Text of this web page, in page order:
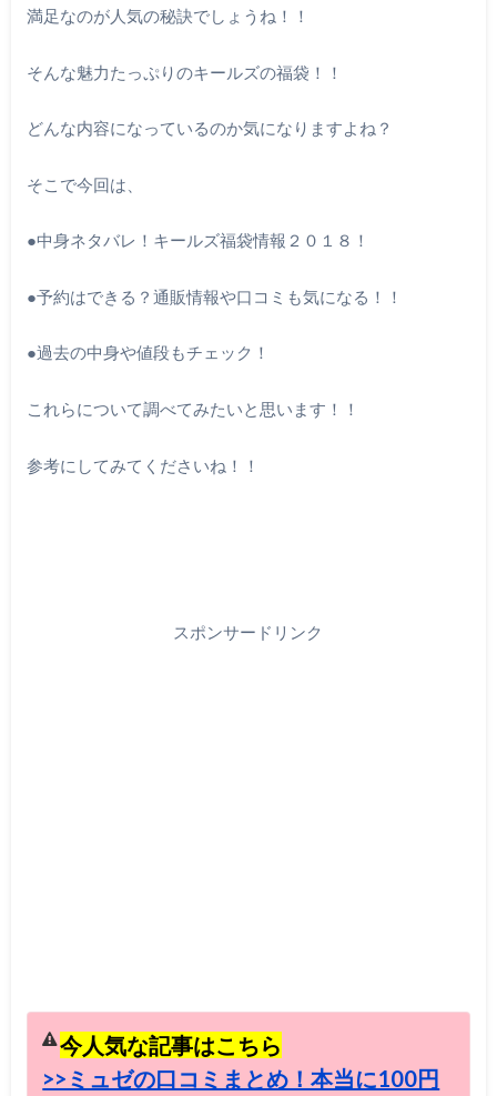
満足なのが人気の秘訣でしょうね！！
そんな魅力たっぷりのキールズの福袋！！
どんな内容になっているのか気になりますよね？
そこで今回は、
●中身ネタバレ！キールズ福袋情報２０１８！
●予約はできる？通販情報や口コミも気になる！！
●過去の中身や値段もチェック！
これらについて調べてみたいと思います！！
参考にしてみてくださいね！！
スポンサードリンク
今人気な記事はこちら
>>ミュゼの口コミまとめ！本当に100円